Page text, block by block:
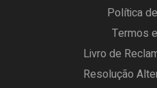
Política
Termos
Livro de
Resolução